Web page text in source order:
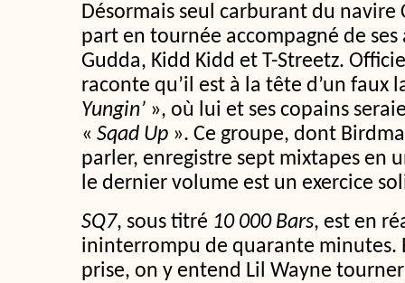
Désormais seul carburant du navire
part en tournée accompagné de ses
Gudda, Kidd Kidd et T-Streetz.
raconte qu’il est à la tête d’un
Yungin’ », où lui et ses copains
« Sqad Up ». Ce groupe, dont
parler, enregistre sept mixtapes en
le dernier volume est un exercice
SQ7, sous titré 10 000 Bars, est en
ininterrompu de quarante minutes.
prise, on y entend Lil Wayne